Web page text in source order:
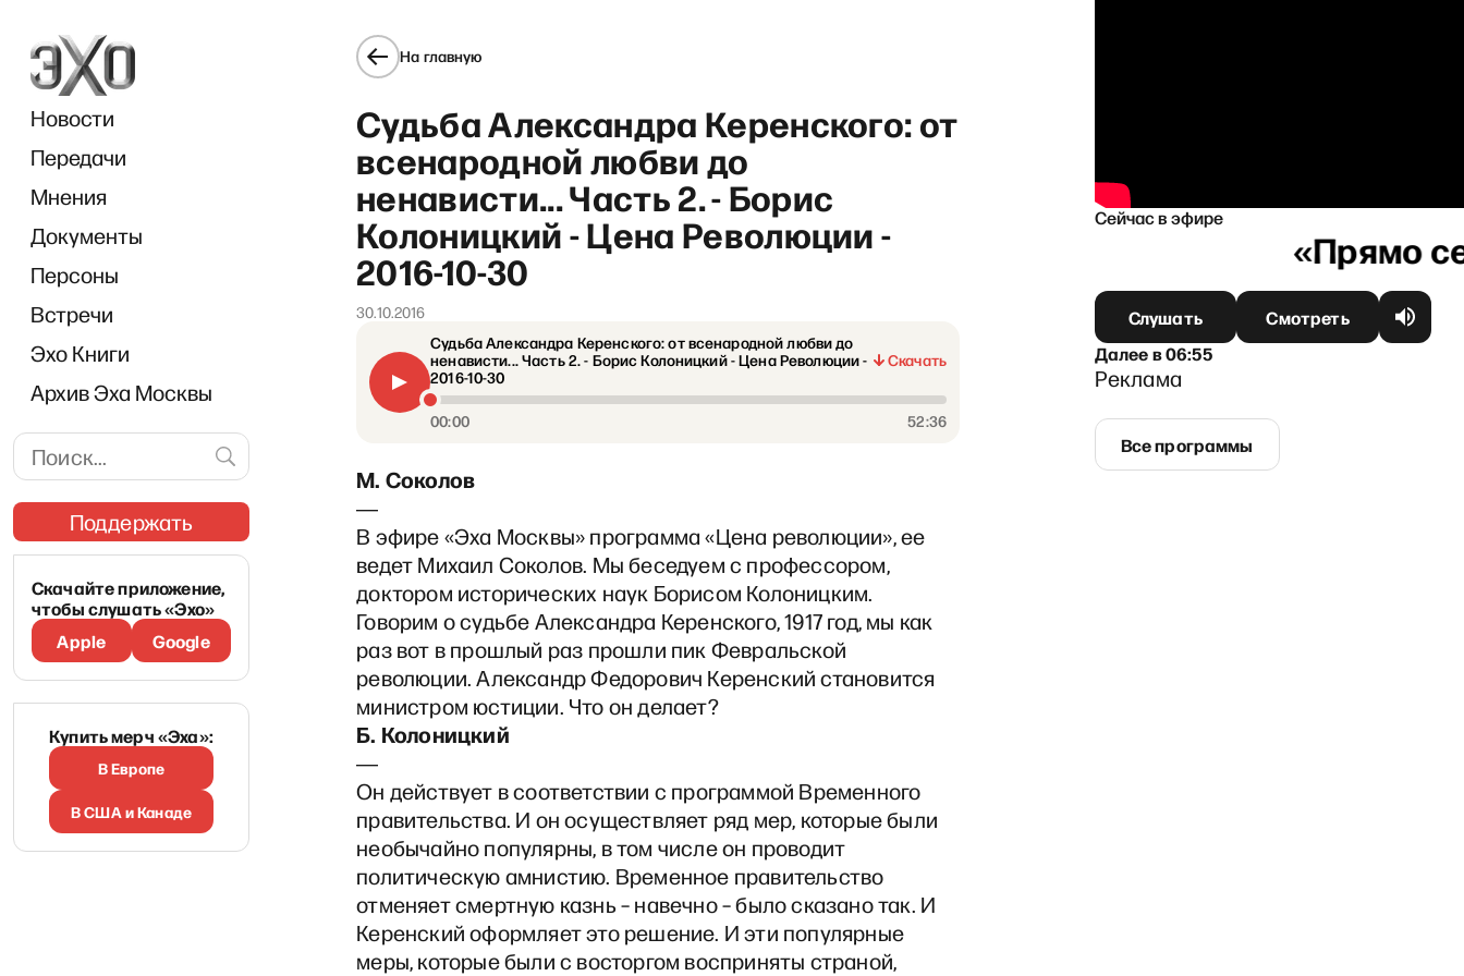
Новости
Передачи
Мнения
Документы
Персоны
Встречи
Эхо Книги
Архив Эха Москвы
Поддержать
Скачайте приложение,
чтобы слушать «Эхо»
Apple
Google
Купить мерч «Эха»:
В Европе
В США и Канаде
На главную
Судьба Александра Керенского: от
всенародной любви до
ненависти... Часть 2. - Борис
Колоницкий - Цена Революции -
2016-10-30
30.10.2016
Судьба Александра Керенского: от всенародной любви до
ненависти... Часть 2. - Борис Колоницкий - Цена Революции -
2016-10-30
Скачать
00:00 52:36
М. Соколов
―
В эфире «Эха Москвы» программа «Цена революции», ее
ведет Михаил Соколов. Мы беседуем с профессором,
доктором исторических наук Борисом Колоницким.
Говорим о судьбе Александра Керенского, 1917 год, мы как
раз вот в прошлый раз прошли пик Февральской
революции. Александр Федорович Керенский становится
министром юстиции. Что он делает?
Б. Колоницкий
―
Он действует в соответствии с программой Временного
правительства. И он осуществляет ряд мер, которые были
необычайно популярны, в том числе он проводит
политическую амнистию. Временное правительство
отменяет смертную казнь – навечно – было сказано так. И
Керенский оформляет это решение. И эти популярные
меры, которые были с восторгом восприняты страной,
Сейчас в эфире
«Прямо сейчас» с Ириной Бусыгиной
Слушать
Смотреть
Далеев06:55
Реклама
Все программы